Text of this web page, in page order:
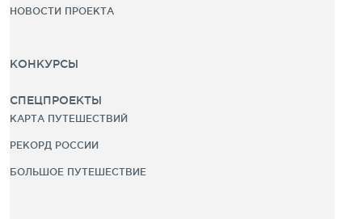
НОВОСТИ ПРОЕКТА
КОНКУРСЫ
СПЕЦПРОЕКТЫ
КАРТА ПУТЕШЕСТВИЙ
РЕКОРД РОССИИ
БОЛЬШОЕ ПУТЕШЕСТВИЕ